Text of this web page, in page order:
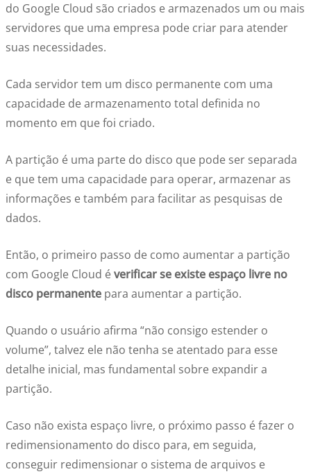
do Google Cloud são criados e armazenados um ou mais
servidores que uma empresa pode criar para atender
suas necessidades.
Cada servidor tem um disco permanente com uma
capacidade de armazenamento total definida no
momento em que foi criado.
A partição é uma parte do disco que pode ser separada
e que tem uma capacidade para operar, armazenar as
informações e também para facilitar as pesquisas de
dados.
Então, o primeiro passo de como aumentar a partição
com Google Cloud éverificar se existe espaço livre no
disco permanente para aumentar a partição.
Quando o usuário afirma “não consigo estender o
volume”, talvez ele não tenha se atentado para esse
detalhe inicial, mas fundamental sobre expandir a
partição.
Caso não exista espaço livre, o próximo passo é fazer o
redimensionamento do disco para, em seguida,
conseguir redimensionar o sistema de arquivos e